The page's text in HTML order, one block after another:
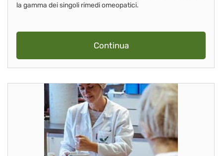
la gamma dei singoli rimedi omeopatici.
Continua